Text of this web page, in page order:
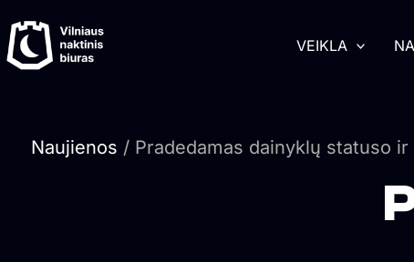
prie
turinio
VEIKLA
Naujienos / Pradedamas dainyklų statuso